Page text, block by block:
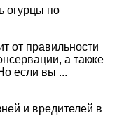
огурцы по
от правильности
а также
если вы ...
и вредителей в